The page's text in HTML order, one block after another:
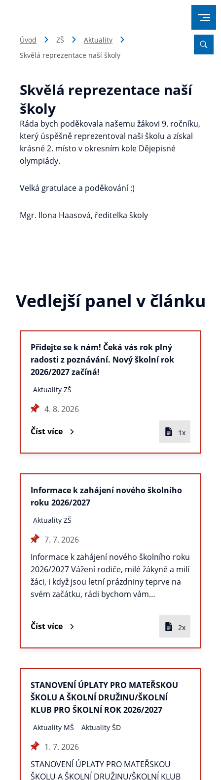
Úvod ZŠ
Aktuality
Skvělá reprezentace naší školy
Skvělá reprezentace naší
školy
Ráda bych poděkovala našemu žákovi 9. ročníku,
který úspěšně reprezentoval naši školu a získal
krásné 2. místo v okresním kole Dějepisné
olympiády.
Velká gratulace a poděkování :)
Mgr. Ilona Haasová, ředitelka školy
Vedlejší panel v článku
Přidejte se k nám! Čeká vás rok plný
radosti z poznávání. Nový školní rok
2026/2027 začíná!
Aktuality ZŠ
4. 8. 2026
Číst více 1x
Informace k zahájení nového školního
roku 2026/2027
Aktuality ZŠ
7. 7. 2026
Informace k zahájení nového školního roku
2026/2027 Vážení rodiče, milé žákyně a milí
žáci, i když jsou letní prázdniny teprve na
svém začátku, rádi bychom vám…
Číst více 2x
STANOVENÍ ÚPLATY PRO MATEŘSKOU
ŠKOLU A ŠKOLNÍ DRUŽINU/ŠKOLNÍ
KLUB PRO ŠKOLNÍ ROK 2026/2027
Aktuality MŠ Aktuality ŠD
1. 7. 2026
STANOVENÍ ÚPLATY PRO MATEŘSKOU
ŠKOLU A ŠKOLNÍ DRUŽINU/ŠKOLNÍ KLUB